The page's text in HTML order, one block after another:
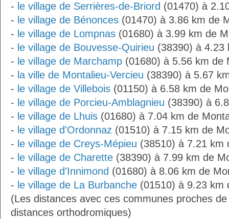
- le village de Serrières-de-Briord (01470) à
- le village de Bénonces (01470) à 3.86 km de
- le village de Lompnas (01680) à 3.99 km de
- le village de Bouvesse-Quirieu (38390) à 4.23
- le village de Marchamp (01680) à 5.56 km de
- la ville de Montalieu-Vercieu (38390) à 5.67
- le village de Villebois (01150) à 6.58 km de
- le village de Porcieu-Amblagnieu (38390) à
- le village de Lhuis (01680) à 7.04 km de
- le village d'Ordonnaz (01510) à 7.15 km de
- le village de Creys-Mépieu (38510) à 7.21 km
- le village de Charette (38390) à 7.99 km de
- le village d'Innimond (01680) à 8.06 km de
- le village de La Burbanche (01510) à 9.23 km
(Les distances avec ces communes proches
distances orthodromiques)